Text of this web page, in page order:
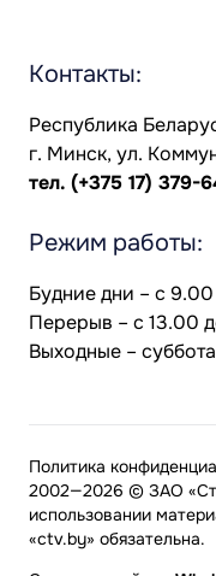
Контакты:
Республика
г. Минск, ул.
тел. (+375 17) 379-
Режим работы:
Будние дни – с
Перерыв – с 13.00
Выходные –
2002—2026 © ЗАО
использовании
«ctv.by» обязательна.
Политика